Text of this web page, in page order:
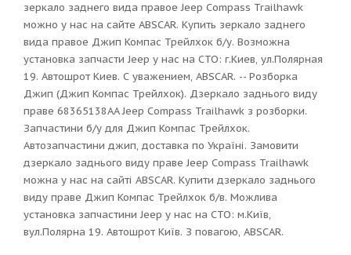
зеркало заднего вида правое Jeep Compass Trailhawk
можно у нас на сайте ABSCAR. Купить зеркало заднего
вида правое Джип Компас Трейлхок б/у. Возможна
установка запчасти Jeep у нас на СТО: г.Киев, ул.Полярная
19. Автошрот Киев. С уважением, ABSCAR. -- Розборка
Джип (Джип Компас Трейлхок). Дзеркало заднього виду
праве 68365138AA Jeep Compass Trailhawk з розборки.
Запчастини б/у для Джип Компас Трейлхок.
Автозапчастини джип, доставка по Україні. Замовити
дзеркало заднього виду праве Jeep Compass Trailhawk
можна у нас на сайті ABSCAR. Купити дзеркало заднього
виду праве Джип Компас Трейлхок б/в. Можлива
установка запчастини Jeep у нас на СТО: м.Київ,
вул.Полярна 19. Автошрот Київ. З повагою, ABSCAR.